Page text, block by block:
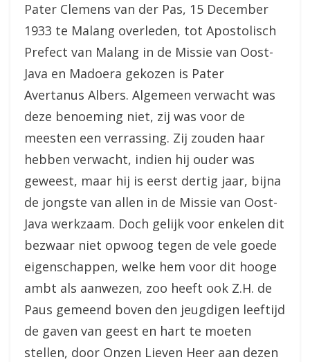
Pater Clemens van der Pas, 15 December
1933 te Malang overleden, tot Apostolisch
Prefect van Malang in de Missie van Oost-
Java en Madoera gekozen is Pater
Avertanus Albers. Algemeen verwacht was
deze benoeming niet, zij was voor de
meesten een verrassing. Zij zouden haar
hebben verwacht, indien hij ouder was
geweest, maar hij is eerst dertig jaar, bijna
de jongste van allen in de Missie van Oost-
Java werkzaam. Doch gelijk voor enkelen dit
bezwaar niet opwoog tegen de vele goede
eigenschappen, welke hem voor dit hooge
ambt als aanwezen, zoo heeft ook Z.H. de
Paus gemeend boven den jeugdigen leeftijd
de gaven van geest en hart te moeten
stellen, door Onzen Lieven Heer aan dezen